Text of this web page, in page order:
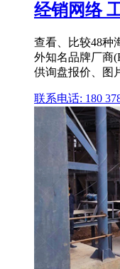
经销网络
查看、比较48种
外知名品牌厂商
供询盘报价、图
联系电话: 180